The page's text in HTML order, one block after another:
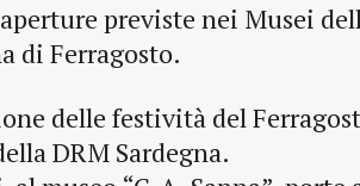
previste nei Musei
di Ferragosto.
delle festività del
DRM Sardegna.